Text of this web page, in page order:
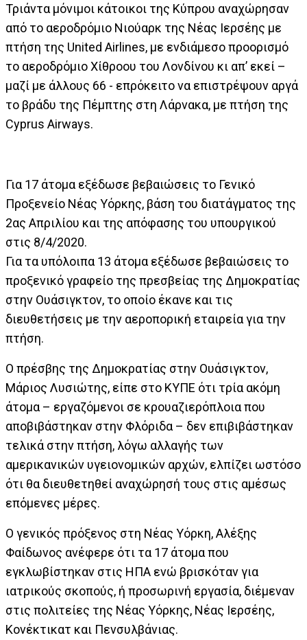
Τριάντα μόνιμοι κάτοικοι της Κύπρου αναχώρησαν
από το αεροδρόμιο Νιούαρκ της Νέας Ιερσέης με
πτήση της United Airlines, με ενδιάμεσο προορισμό
το αεροδρόμιο Χίθροου του Λονδίνου κι απ’ εκεί –
μαζί με άλλους 66 - επρόκειτο να επιστρέψουν αργά
το βράδυ της Πέμπτης στη Λάρνακα, με πτήση της
Cyprus Airways.
Για 17 άτομα εξέδωσε βεβαιώσεις το Γενικό
Προξενείο Νέας Υόρκης, βάση του διατάγματος της
2ας Απριλίου και της απόφασης του υπουργικού
στις 8/4/2020.
Για τα υπόλοιπα 13 άτομα εξέδωσε βεβαιώσεις το
προξενικό γραφείο της πρεσβείας της Δημοκρατίας
στην Ουάσιγκτον, το οποίο έκανε και τις
διευθετήσεις με την αεροπορική εταιρεία για την
πτήση.
Ο πρέσβης της Δημοκρατίας στην Ουάσιγκτον,
Μάριος Λυσιώτης, είπε στο ΚΥΠΕ ότι τρία ακόμη
άτομα – εργαζόμενοι σε κρουαζιερόπλοια που
αποβιβάστηκαν στην Φλόριδα – δεν επιβιβάστηκαν
τελικά στην πτήση, λόγω αλλαγής των
αμερικανικών υγειονομικών αρχών, ελπίζει ωστόσο
ότι θα διευθετηθεί αναχώρησή τους στις αμέσως
επόμενες μέρες.
Ο γενικός πρόξενος στη Νέας Υόρκη, Αλέξης
Φαίδωνος ανέφερε ότι τα 17 άτομα που
εγκλωβίστηκαν στις ΗΠΑ ενώ βρισκόταν για
ιατρικούς σκοπούς, ή προσωρινή εργασία, διέμεναν
στις πολιτείες της Νέας Υόρκης, Νέας Ιερσέης,
Κονέκτικατ και Πενσυλβάνιας.